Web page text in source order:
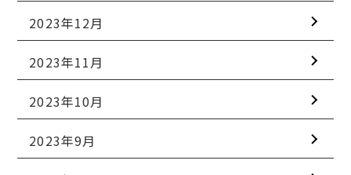
2023年12月
2023年11月
2023年10月
2023年9月